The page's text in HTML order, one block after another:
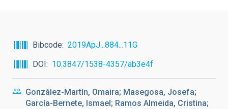
Bibcode
2019ApJ...884...11G
DOI
10.3847/1538-4357/ab3e4f
González-Martín, Omaira; Masegosa, Josefa;
García-Bernete, Ismael; Ramos Almeida, Cristina;